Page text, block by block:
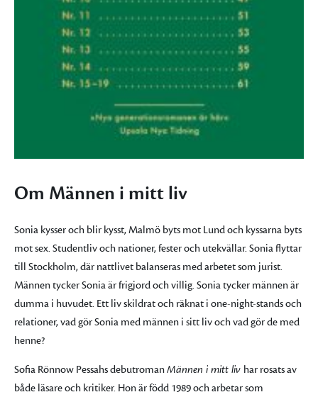
Om Männen i mitt liv
Sonia kysser och blir kysst, Malmö byts mot Lund och kyssarna byts
mot sex. Studentliv och nationer, fester och utekvällar. Sonia flyttar
till Stockholm, där nattlivet balanseras med arbetet som jurist.
Männen tycker Sonia är frigjord och villig. Sonia tycker männen är
dumma i huvudet. Ett liv skildrat och räknat i one-night-stands och
relationer, vad gör Sonia med männen i sitt liv och vad gör de med
henne?
Sofia Rönnow Pessahs debutromanMännen i mitt liv har rosats av
både läsare och kritiker. Hon är född 1989 och arbetar som